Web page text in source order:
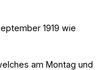
1919 wie
am Montag und